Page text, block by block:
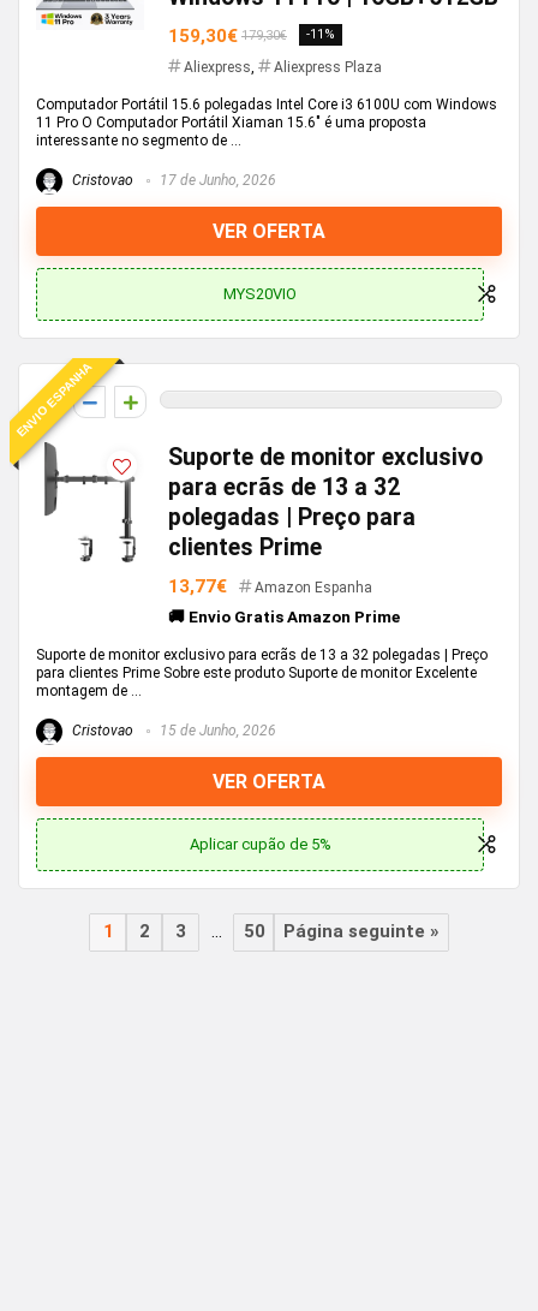
159,30€ 179,30€ -11%
Aliexpress, Aliexpress Plaza
Computador Portátil 15.6 polegadas Intel Core i3 6100U com Windows
11 Pro O Computador Portátil Xiaman 15.6" é uma proposta
interessante no segmento de ...
Cristovao 17 de Junho, 2026
VER OFERTA
MYS20VIO
ENVIO ESPANHA
0
Suporte de monitor exclusivo
para ecrãs de 13 a 32
polegadas | Preço para
clientes Prime
13,77€ Amazon Espanha
🚚 Envio Gratis Amazon Prime
Suporte de monitor exclusivo para ecrãs de 13 a 32 polegadas | Preço
para clientes Prime Sobre este produto Suporte de monitor Excelente
montagem de ...
Cristovao 15 de Junho, 2026
VER OFERTA
Aplicar cupão de 5%
1 2 3 … 50 Página seguinte »